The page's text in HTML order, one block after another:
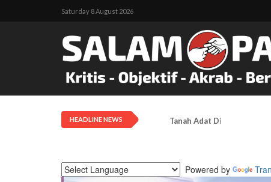
Saturday 8 August 2026
HEADLINE NEWS Tanah Adat Diklaim Milik
Powered by